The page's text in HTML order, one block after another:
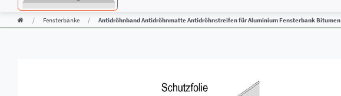
Fensterbänke Antidröhnband Antidröhnmatte Antidröhnstreifen für Aluminium Fensterbank Bitumen